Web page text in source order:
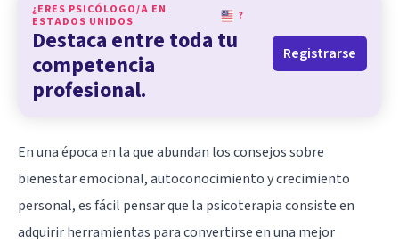
¿ERES PSICÓLOGO/A EN
ESTADOS UNIDOS
?
Destaca entre toda tu
competencia
profesional.
Registrarse
En una época en la que abundan los consejos sobre
bienestar emocional,autoconocimientoy crecimiento
personal, es fácil pensar que la psicoterapiaconsiste en
adquirir herramientas para convertirse en una mejor